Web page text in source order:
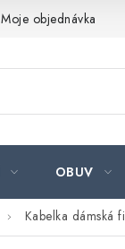
Moje objednávka
OBUV
Kabelka dámská